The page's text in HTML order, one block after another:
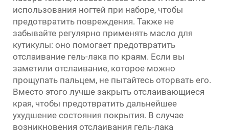
использования ногтей при наборе, чтобы
предотвратить повреждения. Также не
забывайте регулярно применять масло для
кутикулы: оно помогает предотвратить
отслаивание гель-лака по краям. Если вы
заметили отслаивание, которое можно
прощупать пальцем, не пытайтесь оторвать его.
Вместо этого лучше закрыть отслаивающиеся
края, чтобы предотвратить дальнейшее
ухудшение состояния покрытия. В случае
возникновения отслаивания гель-лака